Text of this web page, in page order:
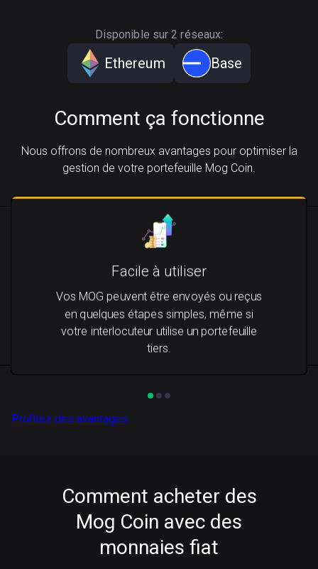
Disponible sur 2 réseaux:
Ethereum Base
Comment ça fonctionne
Nous offrons de nombreux avantages pour optimiser la
gestion de votre portefeuille Mog Coin.
Facile à utiliser
Vos MOG peuvent être envoyés ou reçus
en quelques étapes simples, même si
votre interlocuteur utilise un portefeuille
tiers.
Profitez des avantages
Comment acheter des
Mog Coin avec des
monnaies fiat